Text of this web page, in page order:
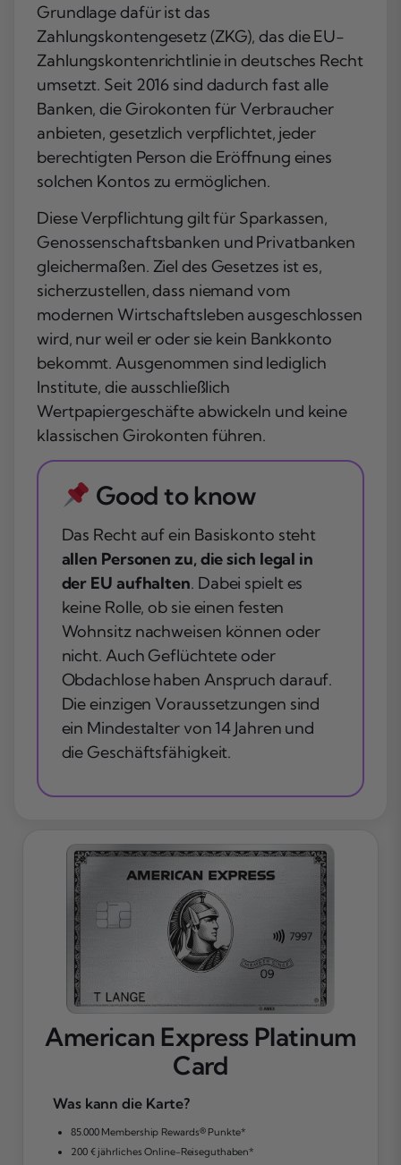
Grundlage dafür ist das
Zahlungskontengesetz (ZKG), das die EU-
Zahlungskontenrichtlinie in deutsches Recht
umsetzt. Seit 2016 sind dadurch fast alle
Banken, die Girokonten für Verbraucher
anbieten, gesetzlich verpflichtet, jeder
berechtigten Person die Eröffnung eines
solchen Kontos zu ermöglichen.
Diese Verpflichtung gilt für Sparkassen,
Genossenschaftsbanken und Privatbanken
gleichermaßen. Ziel des Gesetzes ist es,
sicherzustellen, dass niemand vom
modernen Wirtschaftsleben ausgeschlossen
wird, nur weil er oder sie kein Bankkonto
bekommt. Ausgenommen sind lediglich
Institute, die ausschließlich
Wertpapiergeschäfte abwickeln und keine
klassischen Girokonten führen.
Good to know
Das Recht auf ein Basiskonto steht
allen Personen zu, die sich legal in
der EU aufhalten. Dabei spielt es
keine Rolle, ob sie einen festen
Wohnsitz nachweisen können oder
nicht. Auch Geflüchtete oder
Obdachlose haben Anspruch darauf.
Die einzigen Voraussetzungen sind
ein Mindestalter von 14 Jahren und
die Geschäftsfähigkeit.
American Express Platinum
Card
Was kann die Karte?
85.000 Membership Rewards® Punkte*
200 € jährliches Online-Reiseguthaben*